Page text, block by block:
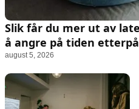
Slik får du mer ut av
å angre på tiden etterpå
august 5, 2026